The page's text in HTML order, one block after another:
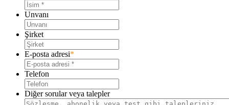
Unvanı
Şirket
E-posta adresi*
Telefon
Diğer sorular veya talepler